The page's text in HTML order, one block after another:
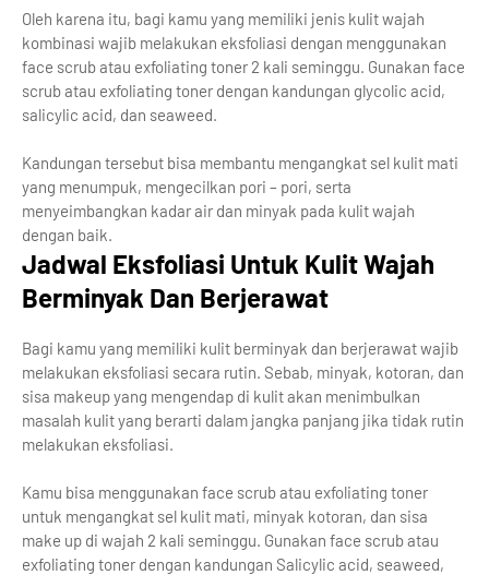
Oleh karena itu, bagi kamu yang memiliki jenis kulit wajah
kombinasi wajib melakukan eksfoliasi dengan menggunakan
face scrub atau exfoliating toner 2 kali seminggu. Gunakan face
scrub atau exfoliating toner dengan kandungan glycolic acid,
salicylic acid, dan seaweed.
Kandungan tersebut bisa membantu mengangkat sel kulit mati
yang menumpuk, mengecilkan pori – pori, serta
menyeimbangkan kadar air dan minyak pada kulit wajah
dengan baik.
Jadwal Eksfoliasi Untuk Kulit Wajah
Berminyak Dan Berjerawat
Bagi kamu yang memiliki kulit berminyak dan berjerawat wajib
melakukan eksfoliasi secara rutin. Sebab, minyak, kotoran, dan
sisa makeup yang mengendap di kulit akan menimbulkan
masalah kulit yang berarti dalam jangka panjang jika tidak rutin
melakukan eksfoliasi.
Kamu bisa menggunakan face scrub atau exfoliating toner
untuk mengangkat sel kulit mati, minyak kotoran, dan sisa
make up di wajah 2 kali seminggu. Gunakan face scrub atau
exfoliating toner dengan kandungan Salicylic acid, seaweed,